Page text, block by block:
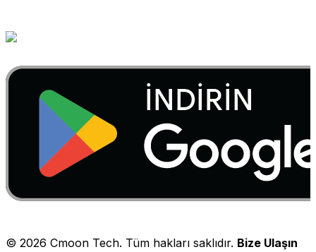
© 2026 Cmoon Tech. Tüm hakları saklıdır. Bize Ulaşın